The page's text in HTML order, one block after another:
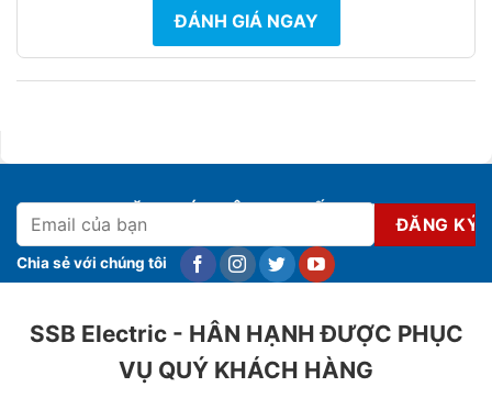
ĐÁNH GIÁ NGAY
ĐĂNG KÝ NHẬN KHUYẾN MẠI
Chia sẻ với chúng tôi
SSB Electric - HÂN HẠNH ĐƯỢC PHỤC
VỤ QUÝ KHÁCH HÀNG